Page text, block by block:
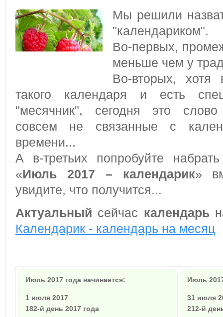
Мы решили
"календариком".
Во-первых,
меньше чем у
Во-вторых,
такого календаря и есть
"месячник", сегодня это
совсем не связанные с
времени...
А в-третьих попробуйте
«Июль 2017 – календарик»
увидите, что получится...
Актуальный сейчас календарь
Календарик - календарь на месяц
Июль 2017 года начинается:
1 июля 2017
182-й день 2017 года
Июль
31 июля
212-й